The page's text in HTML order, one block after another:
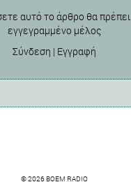
αυτό το άρθρο θα
εγγεγραμμένο μέλος
Σύνδεση | Εγγραφή
© 2026 BOEM RADIO